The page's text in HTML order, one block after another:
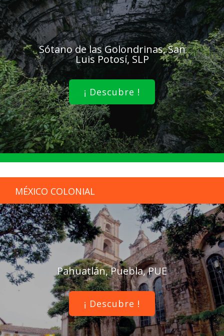
Sótano de las Golondrinas, San
Luis Potosí, SLP
¡ Descubre !
MÉXICO COLONIAL
Pahuatlán, Puebla, PUE
¡ Descubre !